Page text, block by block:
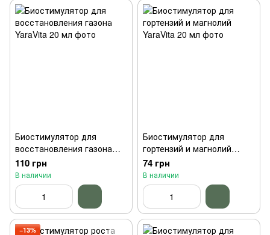
Биостимулятор для
восстановления газона
YaraVita 20 мл
110 грн
В наличии
Биостимулятор для
гортензий и магнолий
YaraVita 20 мл
74 грн
В наличии
−13%